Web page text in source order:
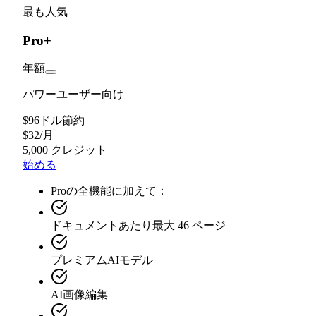
最も人気
Pro+
年額
パワーユーザー向け
$96ドル節約
$32/月
5,000 クレジット
始める
Proの全機能に加えて：
ドキュメントあたり最大 46 ページ
プレミアムAIモデル
AI画像編集